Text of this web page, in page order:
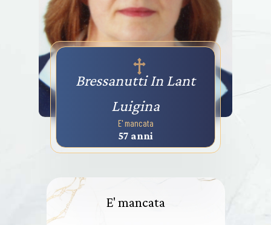
Bressanutti In Lant
Luigina
E' mancata
57 anni
E' mancata